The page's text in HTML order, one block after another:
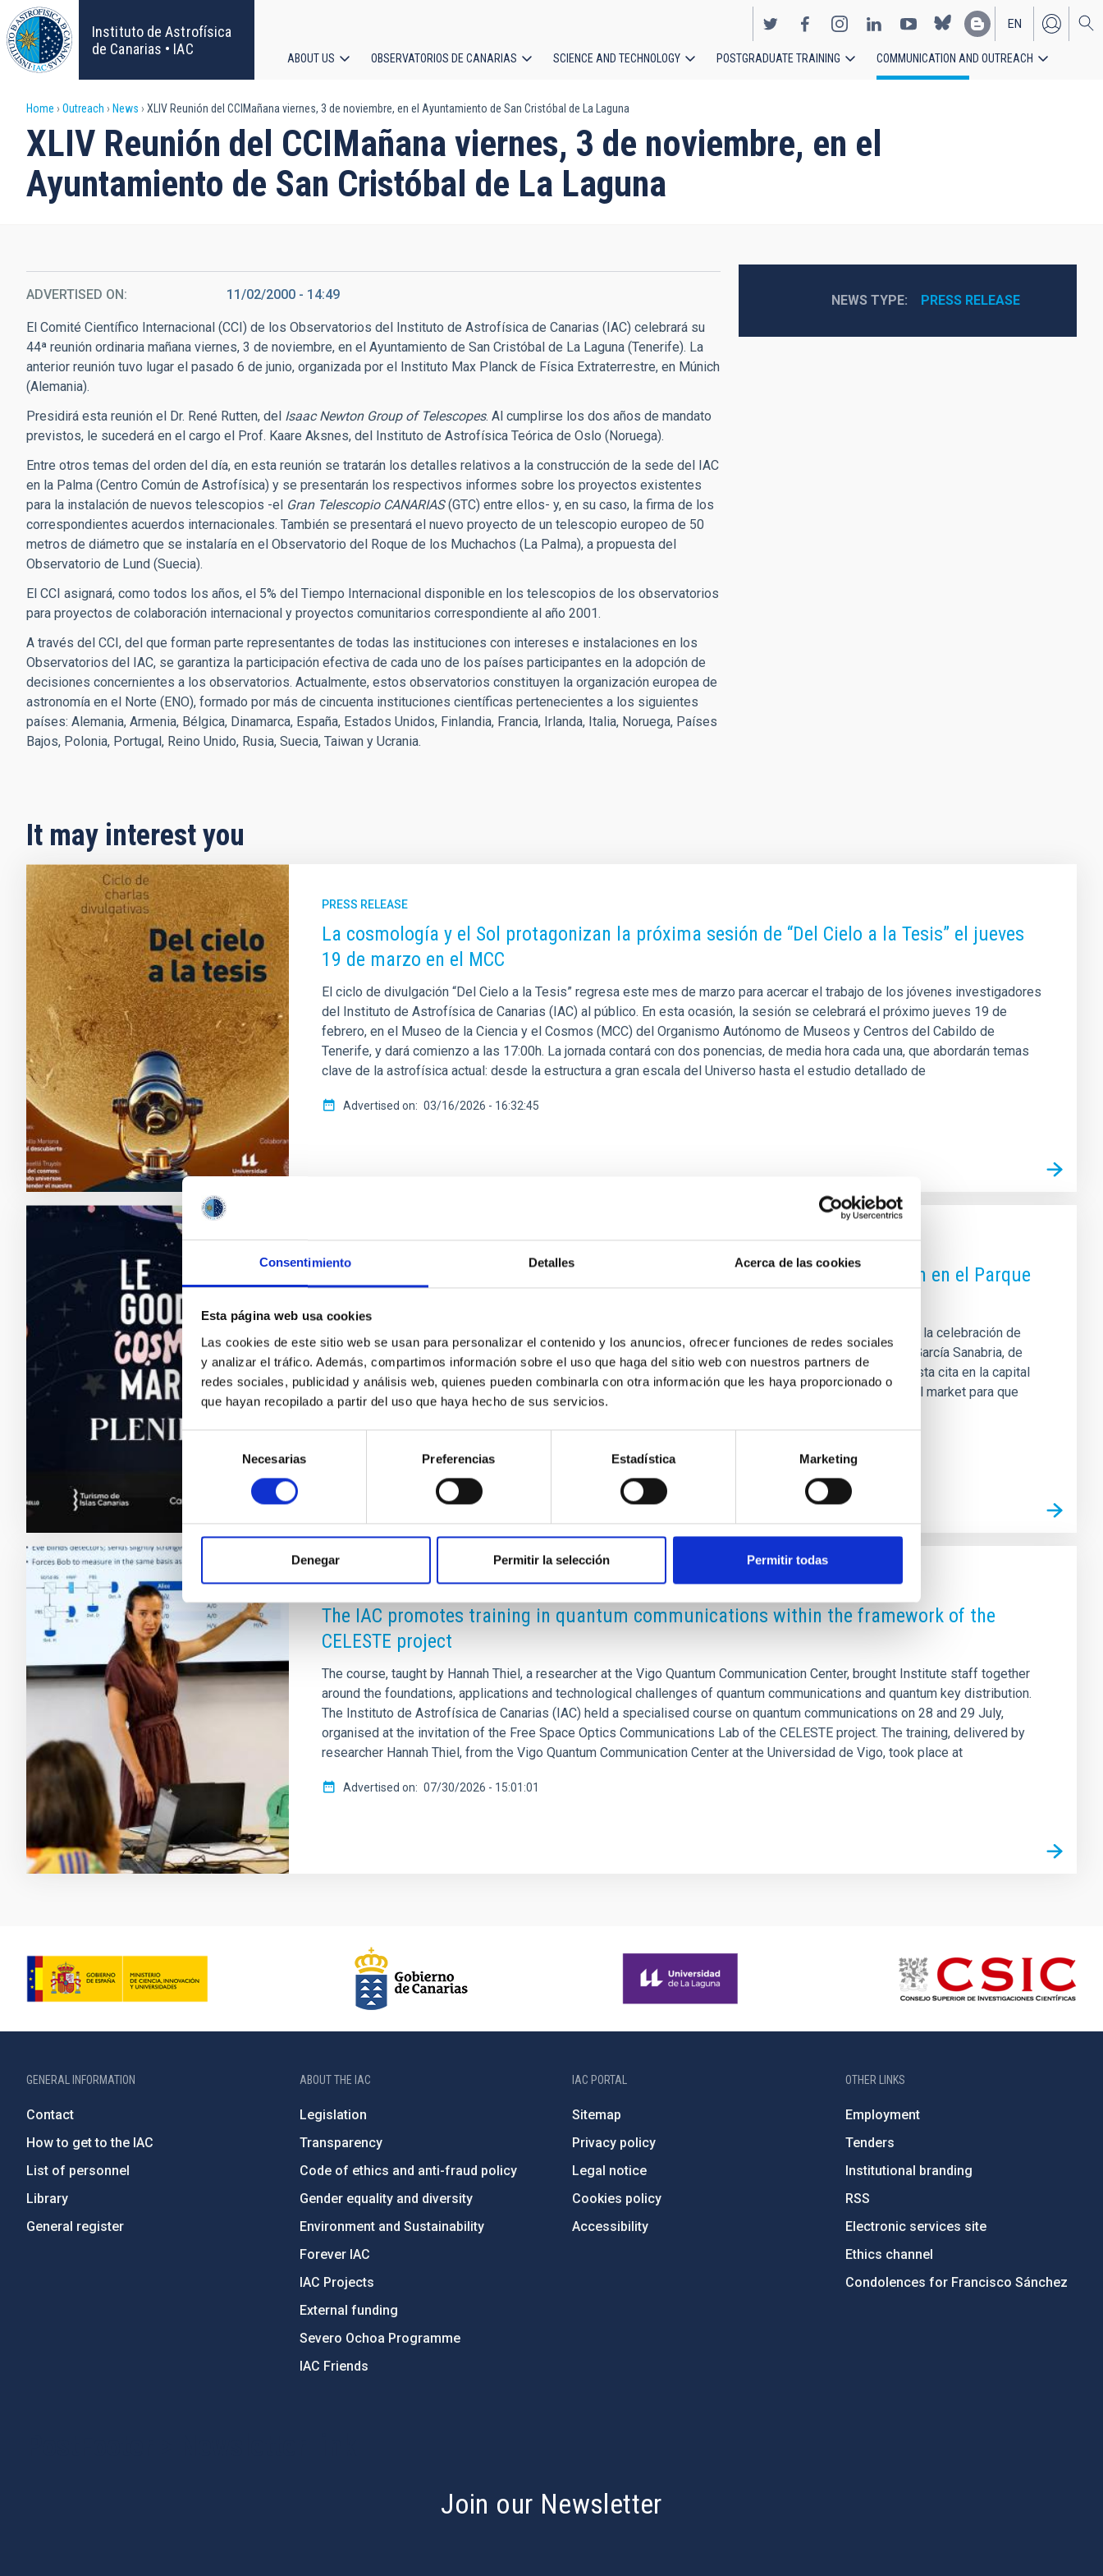
Consentimiento Detalles Acerca de las cookies
Esta página web usa cookies
Las cookies de este sitio web se usan para personalizar el contenido y los anuncios, ofrecer funciones de redes sociales
y analizar el tráfico. Además, compartimos información sobre el uso que haga del sitio web con nuestros partners de
redes sociales, publicidad y análisis web, quienes pueden combinarla con otra información que les haya proporcionado o
que hayan recopilado a partir del uso que haya hecho de sus servicios.
Selección
consentimiento
Necesarias Preferencias Estadística Marketing
Denegar Permitir la selección Permitir todas
Skip
to
main
content
Instituto de Astrofísica
de Canarias • IAC
EN
ES
navigation
ABOUT US OBSERVATORIOS DE CANARIAS SCIENCE AND TECHNOLOGY POSTGRADUATE TRAINING COMMUNICATION AND OUTREACH
Breadcrumb
Home Outreach News XLIV Reunión del CCIMañana viernes, 3 de noviembre, en el Ayuntamiento de San Cristóbal de La Laguna
XLIV Reunión del CCIMañana viernes, 3 de noviembre, en el
Ayuntamiento de San Cristóbal de La Laguna
ADVERTISED ON 11/02/2000 - 14:49
El Comité Científico Internacional (CCI) de los Observatorios del Instituto de Astrofísica de Canarias (IAC) celebrará su
44ª reunión ordinaria mañana viernes, 3 de noviembre, en el Ayuntamiento de San Cristóbal de La Laguna (Tenerife). La
anterior reunión tuvo lugar el pasado 6 de junio, organizada por el Instituto Max Planck de Física Extraterrestre, en Múnich
(Alemania).
Presidirá esta reunión el Dr. René Rutten, del Isaac Newton Group of Telescopes. Al cumplirse los dos años de mandato
previstos, le sucederá en el cargo el Prof. Kaare Aksnes, del Instituto de Astrofísica Teórica de Oslo (Noruega).
Entre otros temas del orden del día, en esta reunión se tratarán los detalles relativos a la construcción de la sede del IAC
en la Palma (Centro Común de Astrofísica) y se presentarán los respectivos informes sobre los proyectos existentes
para la instalación de nuevos telescopios -el Gran Telescopio CANARIAS(GTC) entre ellos- y, en su caso, la firma de los
correspondientes acuerdos internacionales. También se presentará el nuevo proyecto de un telescopio europeo de 50
metros de diámetro que se instalaría en el Observatorio del Roque de los Muchachos (La Palma), a propuesta del
Observatorio de Lund (Suecia).
El CCI asignará, como todos los años, el 5% del Tiempo Internacional disponible en los telescopios de los observatorios
para proyectos de colaboración internacional y proyectos comunitarios correspondiente al año 2001.
A través del CCI, del que forman parte representantes de todas las instituciones con intereses e instalaciones en los
Observatorios del IAC, se garantiza la participación efectiva de cada uno de los países participantes en la adopción de
decisiones concernientes a los observatorios. Actualmente, estos observatorios constituyen la organización europea de
astronomía en el Norte (ENO), formado por más de cincuenta instituciones científicas pertenecientes a los siguientes
países: Alemania, Armenia, Bélgica, Dinamarca, España, Estados Unidos, Finlandia, Francia, Irlanda, Italia, Noruega, Países
Bajos, Polonia, Portugal, Reino Unido, Rusia, Suecia, Taiwan y Ucrania.
NEWS TYPE PRESS RELEASE
It may interest you
PRESS RELEASE
La cosmología y el Sol protagonizan la próxima sesión de “Del Cielo a la Tesis” el jueves
19 de marzo en el MCC
El ciclo de divulgación “Del Cielo a la Tesis” regresa este mes de marzo para acercar el trabajo de los jóvenes investigadores
del Instituto de Astrofísica de Canarias (IAC) al público. En esta ocasión, la sesión se celebrará el próximo jueves 19 de
febrero, en el Museo de la Ciencia y el Cosmos (MCC) del Organismo Autónomo de Museos y Centros del Cabildo de
Tenerife, y dará comienzo a las 17:00h. La jornada contará con dos ponencias, de media hora cada una, que abordarán temas
clave de la astrofísica actual: desde la estructura a gran escala del Universo hasta el estudio detallado de
Advertised on 03/16/2026 - 16:32:45
El IAC acercará el Cosmos a Le Good Market con actividades de divulgación en el Parque
El Instituto de Astrofísica de Canarias (IAC) colabora con Le Good ‘Cosmic’ Market dentro del entorno de la celebración de
Plenilunio acercando con una amplia agenda de actividades divulgativas que tendrán lugar en el Parque García Sanabria, de
Santa Cruz de Tenerife, los días 4 y 5 de octubre. En ocasión de la elección de la temática ‘ cosmic’ de esta cita en la capital
tinerfeña, la Unidad de Comunicación y Cultura Científica (UC3) del IAC ha asesorado a la organización del market para que
toda su imagen y materiales tengan respaldo científico avalado. Además, el centro ofrece un programa
PRESS RELEASE
The IAC promotes training in quantum communications within the framework of the
CELESTE project
The course, taught by Hannah Thiel, a researcher at the Vigo Quantum Communication Center, brought Institute staff together
around the foundations, applications and technological challenges of quantum communications and quantum key distribution.
The Instituto de Astrofísica de Canarias (IAC) held a specialised course on quantum communications on 28 and 29 July,
organised at the invitation of the Free Space Optics Communications Lab of the CELESTE project. The training, delivered by
researcher Hannah Thiel, from the Vigo Quantum Communication Center at the Universidad de Vigo, took place at
Advertised on 07/30/2026 - 15:01:01
GENERAL INFORMATION
Contact
How to get to the IAC
List of personnel
Library
General register
ABOUT THE IAC
Legislation
Transparency
Code of ethics and anti-fraud policy
Gender equality and diversity
Environment and Sustainability
Forever IAC
IAC Projects
External funding
Severo Ochoa Programme
IAC Friends
IAC PORTAL
Sitemap
Privacy policy
Legal notice
Cookies policy
Accessibility
OTHER LINKS
Employment
Tenders
Institutional branding
RSS
Electronic services site
Ethics channel
Condolences for Francisco Sánchez
Join our Newsletter